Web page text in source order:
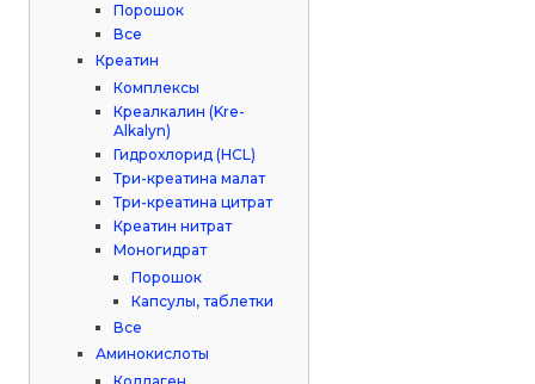
Порошок
Все
Креатин
Комплексы
Креалкалин (Kre-
Alkalyn)
Гидрохлорид (HCL)
Три-креатина малат
Три-креатина цитрат
Креатин нитрат
Моногидрат
Порошок
Капсулы, таблетки
Все
Аминокислоты